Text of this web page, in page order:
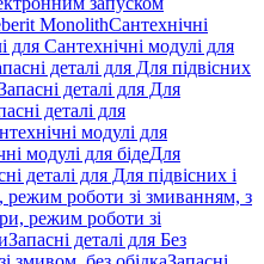
MonolithСантехнічні
для Сантехнічні модулі для
деталі для Для підвісних
деталі для Для
деталі для
модулі для
модулі для бідеДля
деталі для Для підвісних і
режим роботи зі змиванням, з
режим роботи зі
Запасні деталі для Без